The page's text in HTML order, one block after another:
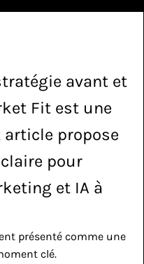
avant et
Fit est une
article propose
pour
et IA à
présenté comme une
clé.